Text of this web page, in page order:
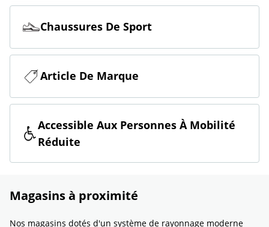
Chaussures De Sport
Article De Marque
Accessible Aux Personnes À Mobilité
Réduite
Magasins à proximité
Nos magasins dotés d'un système de rayonnage moderne